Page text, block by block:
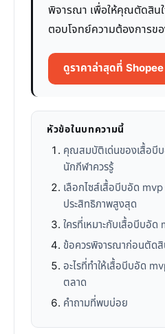
พิจารณา เพื่อให้คุณตัดสิน
ตอบโจทย์ความต้องการข
ดูราคาล่าสุดที่
หัวข้อในบทความนี้
คุณสมบัติเด่นของเสื้อบี
นักกีฬาควรรู้
เลือกไซส์เสื้อบีบอัด
ประสิทธิภาพสูงสุด
ใครที่เหมาะกับเสื้อบีบอั
ข้อควรพิจารณาก่อนตัดสิ
อะไรที่ทำให้เสื้อบีบอัด
ตลาด
คำถามที่พบบ่อย